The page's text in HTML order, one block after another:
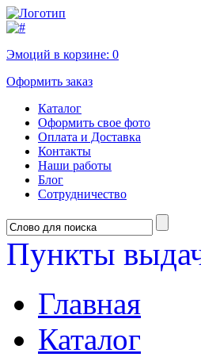
Эмоций в корзине: 0
Оформить заказ
Каталог
Оформить свое фото
Оплата и Доставка
Контакты
Наши работы
Блог
Сотрудничество
Пункты
Главная
Каталог